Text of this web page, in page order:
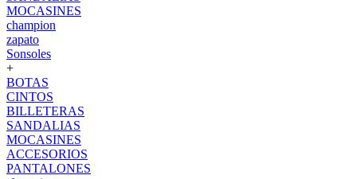
MOCASINES
champion
zapato
Sonsoles
+
BOTAS
CINTOS
BILLETERAS
SANDALIAS
MOCASINES
ACCESORIOS
PANTALONES